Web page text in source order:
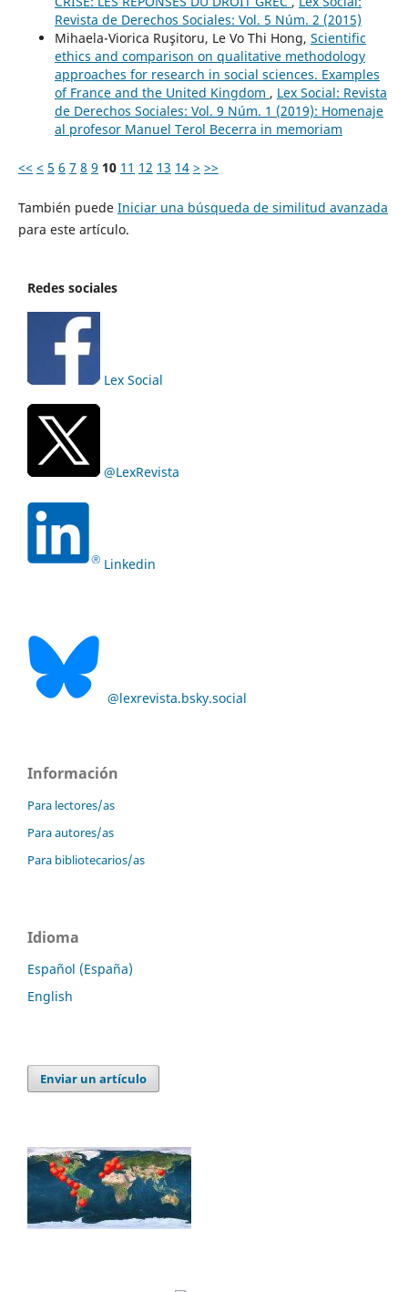
Revista de Derechos Sociales: Vol. 5 Núm. 2 (2015)
Mihaela-Viorica Ruşitoru, Le Vo Thi Hong, Scientific
ethics and comparison on qualitative methodology
approaches for research in social sciences. Examples
of France and the United Kingdom , Lex Social: Revista
de Derechos Sociales: Vol. 9 Núm. 1 (2019): Homenaje
al profesor Manuel Terol Becerra in memoriam
<< < 5 6 7 8 9 10 11 12 13 14 > >>
También puede Iniciar una búsqueda de similitud avanzada
para este artículo.
Redes sociales
Lex Social
@LexRevista
Linkedin
@lexrevista.bsky.social
Información
Para lectores/as
Para autores/as
Para bibliotecarios/as
Idioma
Español (España)
English
Enviar un artículo